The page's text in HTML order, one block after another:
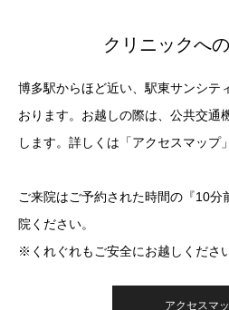
クリニックへ
博多駅からほど近い、駅東サンシテ
おります。お越しの際は、公共交通
します。詳しくは「アクセスマップ
ご来院はご予約された時間の『10
院ください。
※くれぐれもご安全にお越しください
アクセスマ